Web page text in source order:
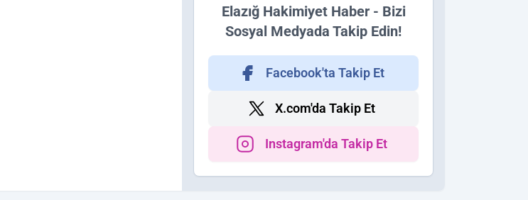
Elazığ Hakimiyet Haber - Bizi
Sosyal Medyada Takip Edin!
Facebook'ta Takip Et
X.com'da Takip Et
Instagram'da Takip Et